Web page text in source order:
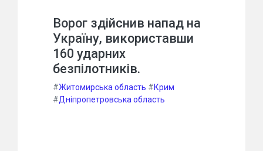
Ворог здійснив напад на
Україну, використавши
160 ударних
безпілотників.
#Житомирська область #Крим
#Дніпропетровська область